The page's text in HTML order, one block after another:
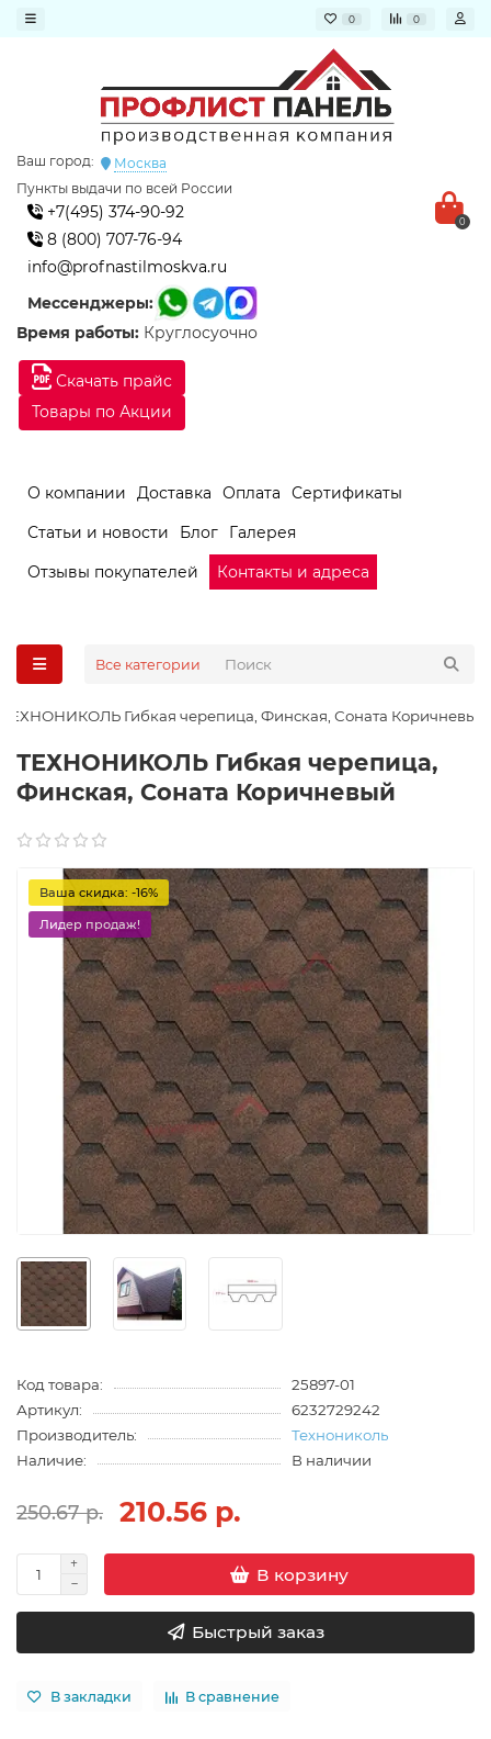
0 0
Скачать прайс
Товары по Акции
Ваш город:
Москва
Пункты выдачи по всей России
+7(495) 374-90-92
8 (800) 707-76-94
info@profnastilmoskva.ru
Мессенджеры:
Время работы: Круглосуочно
0
О компании Доставка Оплата
Сертификаты
Статьи и новости
Блог
Галерея
Отзывы покупателей
Контакты и адреса
Все категории
ТЕХНОНИКОЛЬ Гибкая черепица, Финская, Соната Коричневый
ТЕХНОНИКОЛЬ Гибкая черепица,
Финская, Соната Коричневый
Ваша скидка: -16%
Лидер продаж!
Код товара:
25897-01
Артикул:
6232729242
Производитель:
Технониколь
Наличие:
В наличии
250.67 р. 210.56 р.
В корзину
Быстрый заказ
В закладки В сравнение